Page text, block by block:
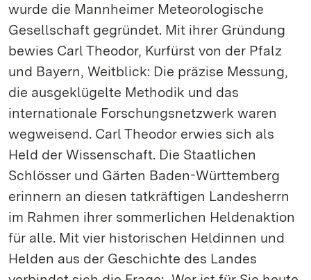
wurde die Mannheimer Meteorologische
Gesellschaft gegründet. Mit ihrer Gründung
bewies Carl Theodor, Kurfürst von der Pfalz
und Bayern, Weitblick: Die präzise Messung,
die ausgeklügelte Methodik und das
internationale Forschungsnetzwerk waren
wegweisend. Carl Theodor erwies sich als
Held der Wissenschaft. Die Staatlichen
Schlösser und Gärten Baden-Württemberg
erinnern an diesen tatkräftigen Landesherrn
im Rahmen ihrer sommerlichen Heldenaktion
für alle. Mit vier historischen Heldinnen und
Helden aus der Geschichte des Landes